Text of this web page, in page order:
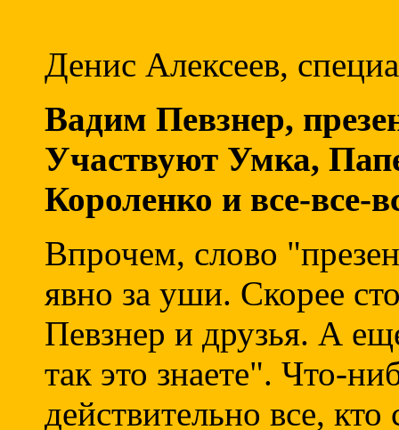
Денис Алексеев,
Вадим Певзнер,
Участвуют Умка,
Короленко и все-все-
Впрочем, слово
явно за уши. Скорее
Певзнер и друзья. А
так это знаете". Что-
действительно все, кто